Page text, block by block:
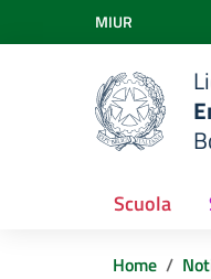
Vai ai contenuti
Vai al menu di
Vai al footer
MIUR
Scuola
Home